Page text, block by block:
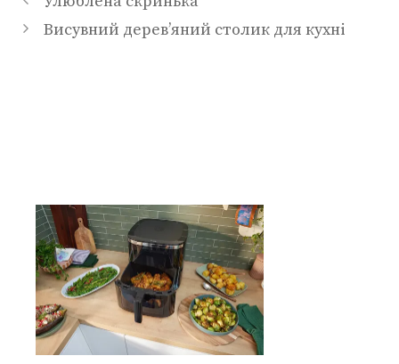
Висувний дерев’яний столик для кухні